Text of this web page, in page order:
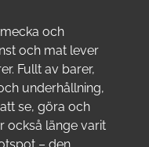
och
och mat lever
Fullt av barer,
underhållning,
se, göra och
också länge varit
– den